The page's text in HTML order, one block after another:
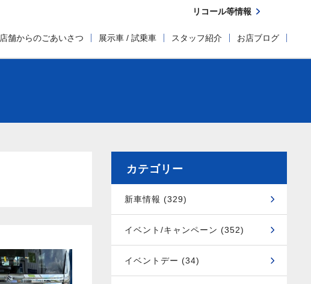
店舗からのごあいさつ 展示車 / 試乗車 スタッフ紹介 お店ブログ
リコール等情報
カテゴリー
新車情報 (329)
イベント/キャンペーン (352)
イベントデー (34)